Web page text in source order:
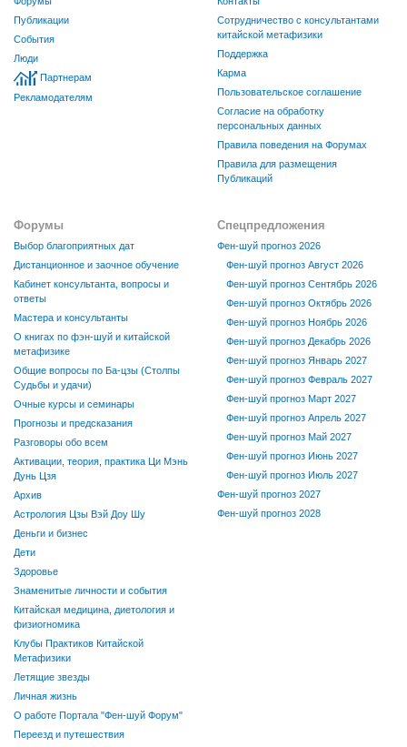
Публикации
События
Люди
Партнерам
Рекламодателям
Сотрудничество с консультантами
китайской метафизики
Поддержка
Карма
Пользовательское соглашение
Согласие на обработку
персональных данных
Правила поведения на Форумах
Правила для размещения
Публикаций
Форумы
Выбор благоприятных дат
Дистанционное и заочное обучение
Кабинет консультанта, вопросы и
ответы
Мастера и консультанты
О книгах по фэн-шуй и китайской
метафизике
Общие вопросы по Ба-цзы (Столпы
Судьбы и удачи)
Очные курсы и семинары
Прогнозы и предсказания
Разговоры обо всем
Активации, теория, практика Ци Мэнь
Дунь Цзя
Архив
Астрология Цзы Вэй Доу Шу
Деньги и бизнес
Дети
Здоровье
Знаменитые личности и события
Китайская медицина, диетология и
физиогномика
Клубы Практиков Китайской
Метафизики
Летящие звезды
Личная жизнь
О работе Портала "Фен-шуй Форум"
Переезд и путешествия
Спецпредложения
Фен-шуй прогноз 2026
Фен-шуй прогноз Август 2026
Фен-шуй прогноз Сентябрь 2026
Фен-шуй прогноз Октябрь 2026
Фен-шуй прогноз Ноябрь 2026
Фен-шуй прогноз Декабрь 2026
Фен-шуй прогноз Январь 2027
Фен-шуй прогноз Февраль 2027
Фен-шуй прогноз Март 2027
Фен-шуй прогноз Апрель 2027
Фен-шуй прогноз Май 2027
Фен-шуй прогноз Июнь 2027
Фен-шуй прогноз Июль 2027
Фен-шуй прогноз 2027
Фен-шуй прогноз 2028